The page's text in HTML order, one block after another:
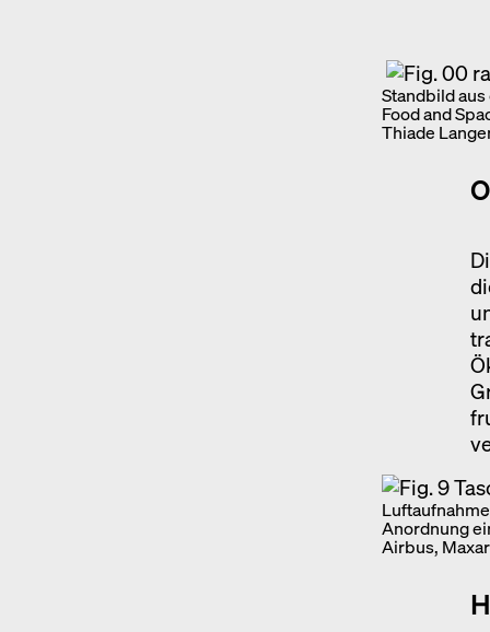
Standbild
Food and
Thiade
Anordnung
Airbus,